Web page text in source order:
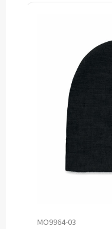
MO9964-03